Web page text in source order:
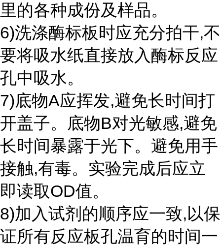
里的各种成份及样品。
6)洗涤酶标板时应充分拍干,不
要将吸水纸直接放入酶标反应
孔中吸水。
7)底物A应挥发,避免长时间打
开盖子。底物B对光敏感,避免
长时间暴露于光下。避免用手
接触,有毒。实验完成后应立
即读取OD值。
8)加入试剂的顺序应一致,以保
证所有反应板孔温育的时间一